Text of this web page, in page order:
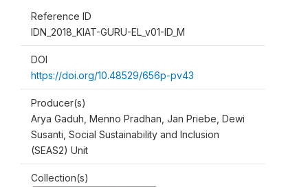
Reference ID
IDN_2018_KIAT-GURU-EL_v01-ID_M
DOI
https://doi.org/10.48529/656p-pv43
Producer(s)
Arya Gaduh, Menno Pradhan, Jan Priebe, Dewi
Susanti, Social Sustainability and Inclusion
(SEAS2) Unit
Collection(s)